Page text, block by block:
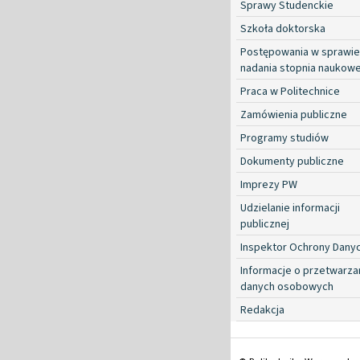
Sprawy Studenckie
Szkoła doktorska
Postępowania w sprawie
nadania stopnia
Praca w Politechnice
Zamówienia publiczne
Programy studiów
Dokumenty publiczne
Imprezy PW
Udzielanie informacji
publicznej
Inspektor Ochrony
Informacje o
danych osobowych
Redakcja